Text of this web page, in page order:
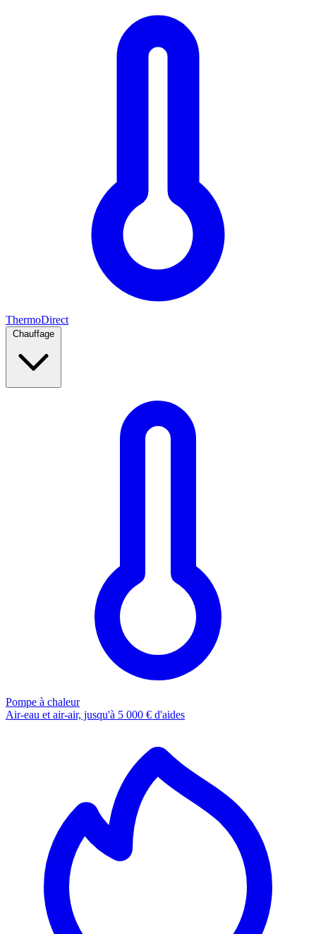
ThermoDirect
Pompe à chaleur
Air-eau et air-air, jusqu'à 5 000 € d'aides